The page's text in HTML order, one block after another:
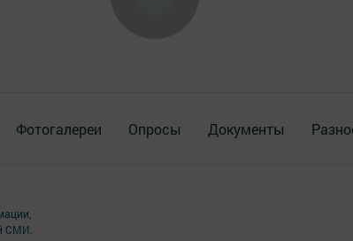
Фотогалереи Опросы Документы
СМИ.